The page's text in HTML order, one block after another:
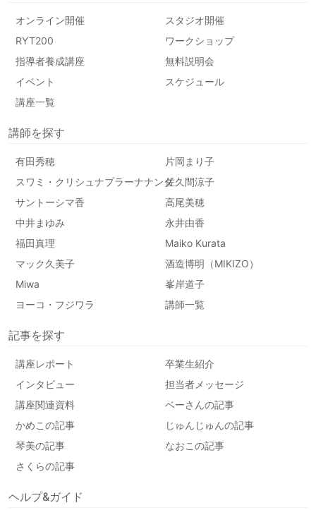
オンライン開催
スタジオ開催
RYT200
ワークショップ
指導者養成講座
無料説明会
イベント
スケジュール
講座一覧
講師を探す
有田秀穂
片岡まり子
スワミ・クリシュナプラーナナンダ佐久間涼子
サントーシマ香
高尾美穂
中井まゆみ
永井由香
福田真理
Maiko Kurata
マック久美子
酒造博明（MIKIZO）
Miwa
峯岸道子
ヨーコ・フジワラ
講師一覧
記事を探す
講座レポート
卒業生紹介
インタビュー
担当者メッセージ
講座関連資料
ベーさんの記事
かめこの記事
じゅんじゅんの記事
琴美の記事
なおこの記事
さくらの記事
ヘルプ&ガイド